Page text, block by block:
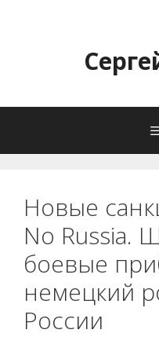
содержимому
Новые
No Russia.
боевые
немецкий
России